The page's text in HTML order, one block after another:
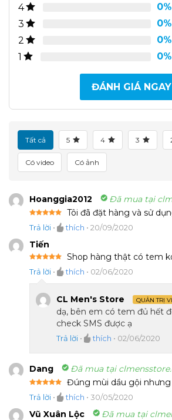
4
0%
3
0%
2
0%
1
0%
ĐÁNH GIÁ NGAY
Tất cả 5 4 3
Có video Có ảnh
Hoanggia2012 Đã mua tại
hạng55
Tôi đã đặt hàng và sử
Trả lời • thích • 20/09/2020
Tiến
hạng55
Shop hàng thật có tem
Trả lời • thích • 02/06/2020
CL Men's Store QUẢN TRỊ
dạ, bên em có tem đủ hết
check SMS được ạ
Trả lời • thích • 02/06/2020
Dang Đã mua tại
hạng55
Đúng mùi dầu gội
Trả lời • thích • 30/05/2020
Vũ Xuân Lộc Đã mua tại